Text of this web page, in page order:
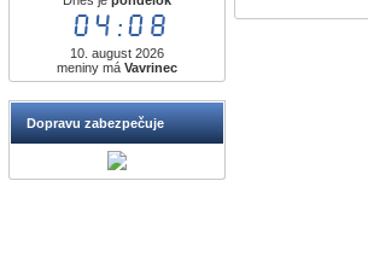
04:08
10. august 2026
meniny má Vavrinec
Dopravu zabezpečuje